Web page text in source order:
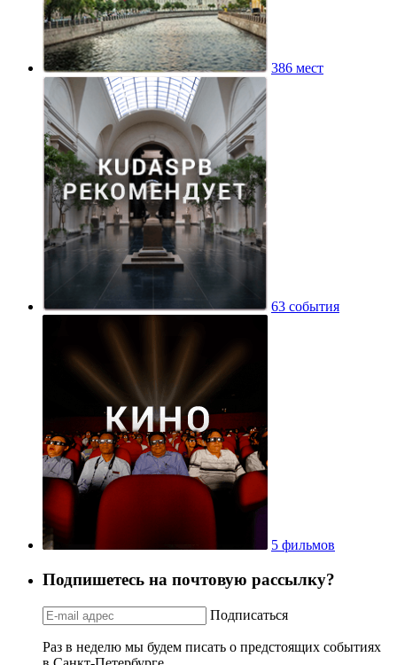
386 мест
63 события
5 фильмов
Подпишетесь на почтовую рассылку?
Подписаться
Раз в неделю мы будем писать о предстоящих событиях